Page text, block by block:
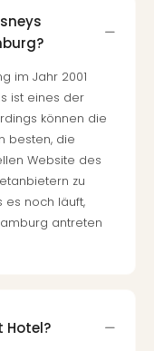
im Jahr 2001
ist eines der
können die
besten, die
Website des
zu
es noch läuft,
antreten
Hotel?